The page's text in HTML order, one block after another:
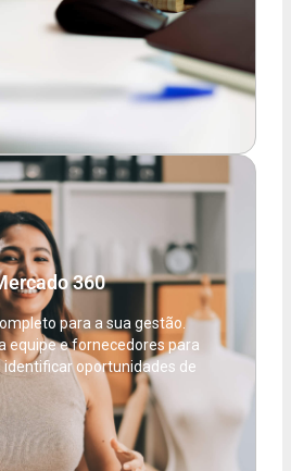
360
para a sua gestão.
equipe e fornecedores para
oportunidades de